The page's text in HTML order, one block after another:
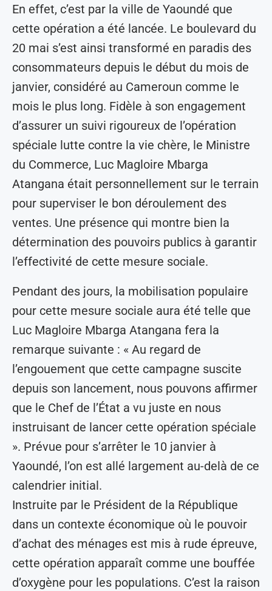
En effet, c’est par la ville de Yaoundé que
cette opération a été lancée. Le boulevard du
20 mai s’est ainsi transformé en paradis des
consommateurs depuis le début du mois de
janvier, considéré au Cameroun comme le
mois le plus long. Fidèle à son engagement
d’assurer un suivi rigoureux de l’opération
spéciale lutte contre la vie chère, le Ministre
du Commerce, Luc Magloire Mbarga
Atangana était personnellement sur le terrain
pour superviser le bon déroulement des
ventes. Une présence qui montre bien la
détermination des pouvoirs publics à garantir
l’effectivité de cette mesure sociale.
Pendant des jours, la mobilisation populaire
pour cette mesure sociale aura été telle que
Luc Magloire Mbarga Atangana fera la
remarque suivante : « Au regard de
l’engouement que cette campagne suscite
depuis son lancement, nous pouvons affirmer
que le Chef de l’État a vu juste en nous
instruisant de lancer cette opération spéciale
». Prévue pour s’arrêter le 10 janvier à
Yaoundé, l’on est allé largement au-delà de ce
calendrier initial.
Instruite par le Président de la République
dans un contexte économique où le pouvoir
d’achat des ménages est mis à rude épreuve,
cette opération apparaît comme une bouffée
d’oxygène pour les populations. C’est la raison